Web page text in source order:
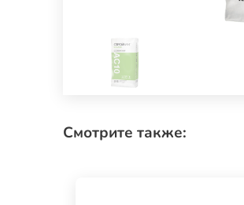
Смотрите также: